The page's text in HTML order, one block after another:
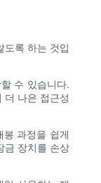
도록 하는 것입
수 있습니다.
더 나은 접근성
과정을 쉽게
금 장치를 손상